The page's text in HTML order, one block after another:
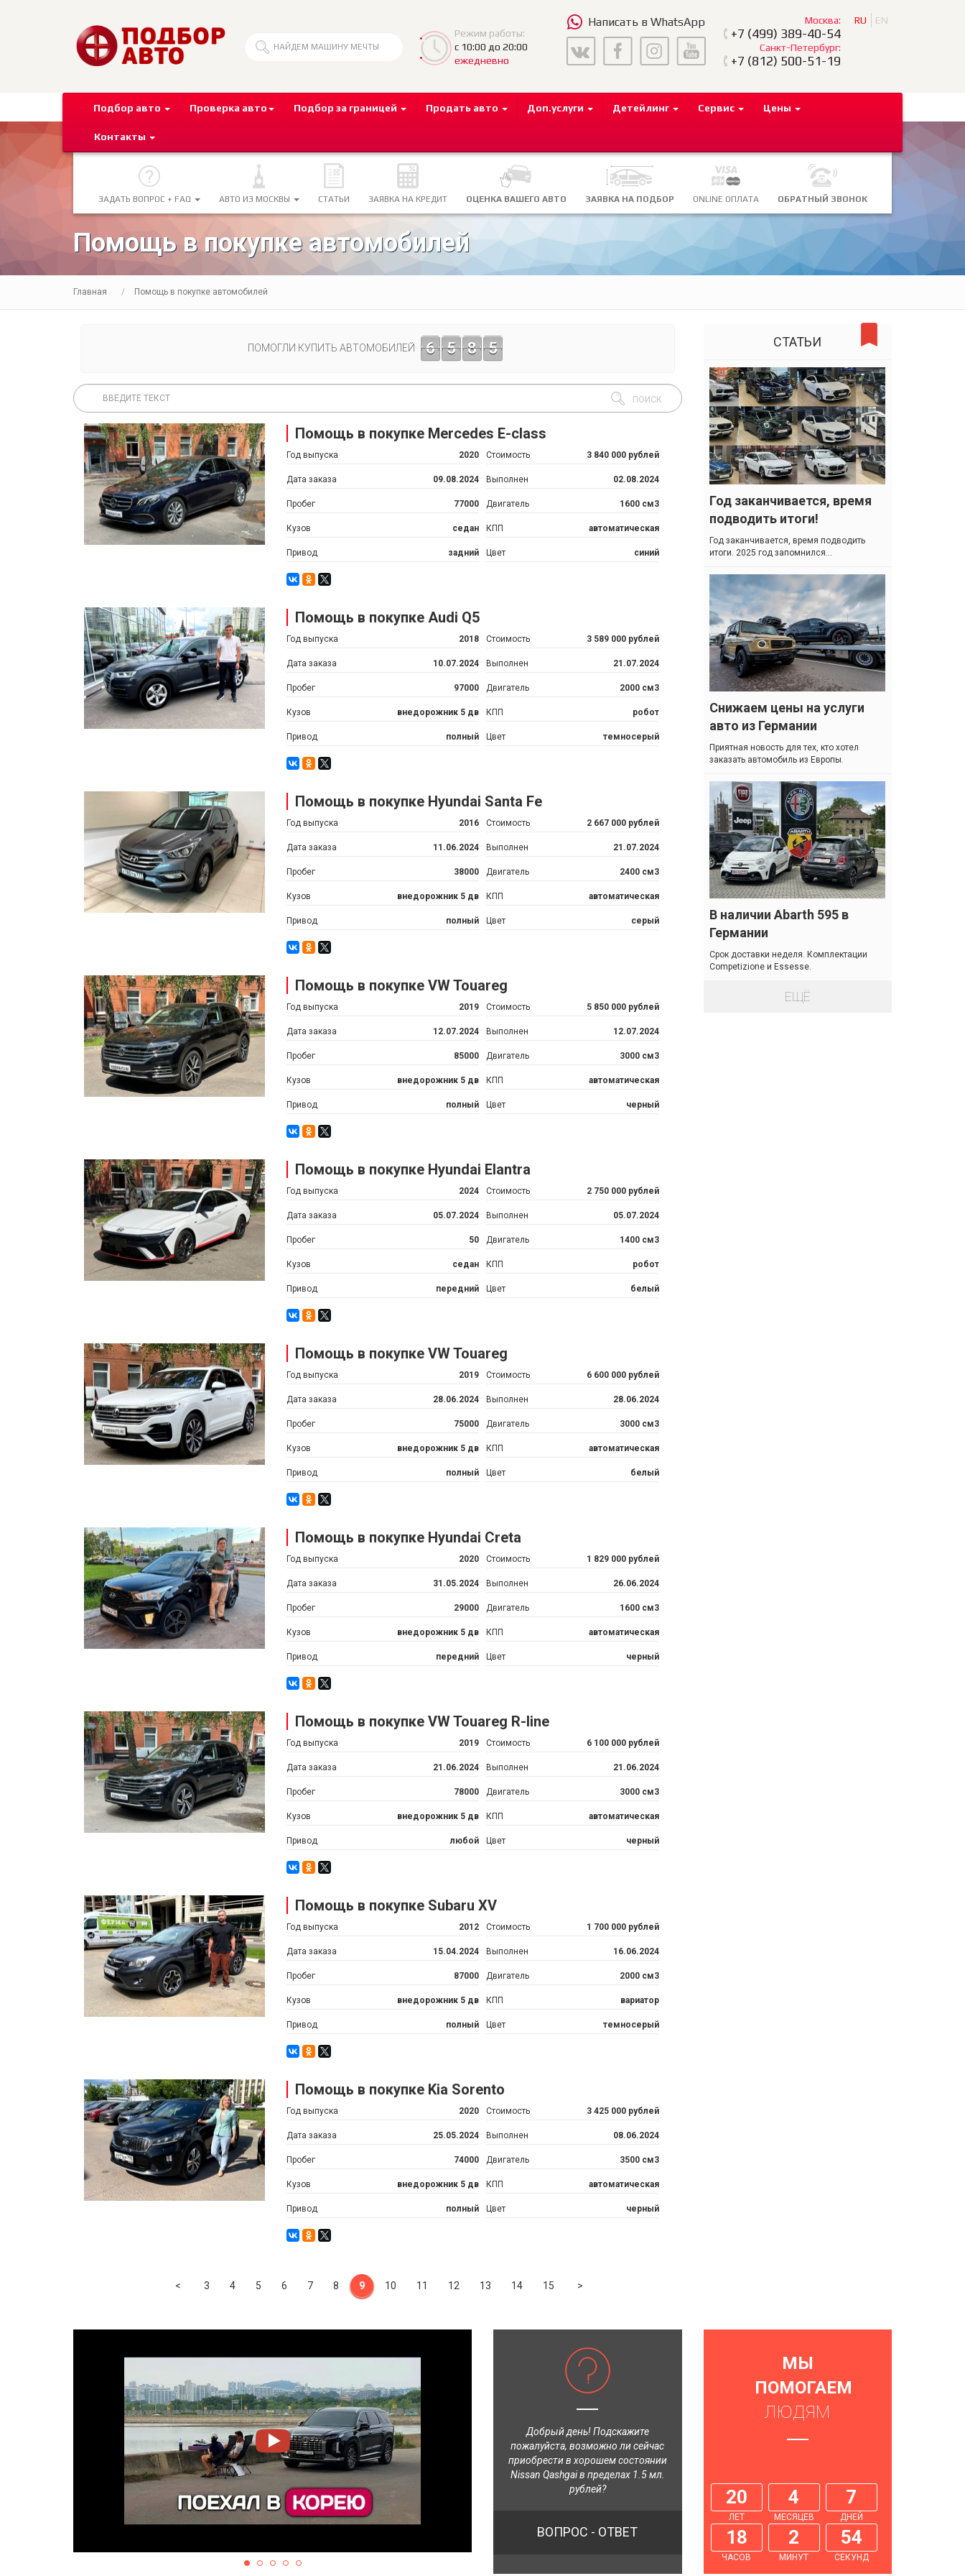
Режим работы:
с 10:00 до 20:00
ежедневно
Написать в WhatsApp Москва:
+7 (499) 389-40-54
Санкт-Петербург:
+7 (812) 500-51-19
RU EN
Подбор авто Проверка авто Подбор за границей Продать авто Доп.услуги Детейлинг Сервис Цены
Контакты
ЗАДАТЬ ВОПРОС + FAQ АВТО ИЗ МОСКВЫ СТАТЬИ ЗАЯВКА НА КРЕДИТ ОЦЕНКА ВАШЕГО АВТО ЗАЯВКА НА ПОДБОР ONLINE ОПЛАТА ОБРАТНЫЙ ЗВОНОК
Помощь в покупке автомобилей
Главная Помощь в покупке автомобилей
ПОМОГЛИ КУПИТЬ АВТОМОБИЛЕЙ 6 5 8 5
Помощь в покупке Mercedes E-class
Год выпуска 2020 Стоимость 3 840 000 рублей
Дата заказа 09.08.2024 Выполнен 02.08.2024
Пробег 77000 Двигатель 1600 см3
Кузов седан КПП автоматическая
Привод задний Цвет синий
Помощь в покупке Audi Q5
Год выпуска 2018 Стоимость 3 589 000 рублей
Дата заказа 10.07.2024 Выполнен 21.07.2024
Пробег 97000 Двигатель 2000 см3
Кузов внедорожник 5 дв КПП робот
Привод полный Цвет темносерый
Помощь в покупке Hyundai Santa Fe
Год выпуска 2016 Стоимость 2 667 000 рублей
Дата заказа 11.06.2024 Выполнен 21.07.2024
Пробег 38000 Двигатель 2400 см3
Кузов внедорожник 5 дв КПП автоматическая
Привод полный Цвет серый
Помощь в покупке VW Touareg
Год выпуска 2019 Стоимость 5 850 000 рублей
Дата заказа 12.07.2024 Выполнен 12.07.2024
Пробег 85000 Двигатель 3000 см3
Кузов внедорожник 5 дв КПП автоматическая
Привод полный Цвет черный
Помощь в покупке Hyundai Elantra
Год выпуска 2024 Стоимость 2 750 000 рублей
Дата заказа 05.07.2024 Выполнен 05.07.2024
Пробег 50 Двигатель 1400 см3
Кузов седан КПП робот
Привод передний Цвет белый
Помощь в покупке VW Touareg
Год выпуска 2019 Стоимость 6 600 000 рублей
Дата заказа 28.06.2024 Выполнен 28.06.2024
Пробег 75000 Двигатель 3000 см3
Кузов внедорожник 5 дв КПП автоматическая
Привод полный Цвет белый
Помощь в покупке Hyundai Creta
Год выпуска 2020 Стоимость 1 829 000 рублей
Дата заказа 31.05.2024 Выполнен 26.06.2024
Пробег 29000 Двигатель 1600 см3
Кузов внедорожник 5 дв КПП автоматическая
Привод передний Цвет черный
Помощь в покупке VW Touareg R-line
Год выпуска 2019 Стоимость 6 100 000 рублей
Дата заказа 21.06.2024 Выполнен 21.06.2024
Пробег 78000 Двигатель 3000 см3
Кузов внедорожник 5 дв КПП автоматическая
Привод любой Цвет черный
Помощь в покупке Subaru XV
Год выпуска 2012 Стоимость 1 700 000 рублей
Дата заказа 15.04.2024 Выполнен 16.06.2024
Пробег 87000 Двигатель 2000 см3
Кузов внедорожник 5 дв КПП вариатор
Привод полный Цвет темносерый
Помощь в покупке Kia Sorento
Год выпуска 2020 Стоимость 3 425 000 рублей
Дата заказа 25.05.2024 Выполнен 08.06.2024
Пробег 74000 Двигатель 3500 см3
Кузов внедорожник 5 дв КПП автоматическая
Привод полный Цвет черный
< Previous
3 4 5 6 7 8 9 10 11 12 13 14 15 >
СТАТЬИ
Год заканчивается, время
подводить итоги!
Год заканчивается, время подводить
итоги. 2025 год запомнился...
Снижаем цены на услуги
авто из Германии
Приятная новость для тех, кто хотел
заказать автомобиль из Европы.
В наличии Abarth 595 в
Германии
Cрок доставки неделя. Комплектации
Competizione и Essesse.
ЕЩЁ
Добрый день! Подскажите
пожалуйста, возможно ли сейчас
приобрести в хорошем состоянии
Nissan Qashgai в пределах 1.5 мл.
рублей?
ВОПРОС - ОТВЕТ
МЫ
ПОМОГАЕМ
ЛЮДЯМ
20
ЛЕТ
4
МЕСЯЦЕВ
7
ДНЕЙ
18
ЧАСОВ
2
МИНУТ
55
СЕКУНД